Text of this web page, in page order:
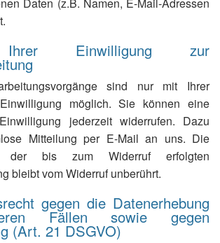
Ihrer Einwilligung zur
sind nur mit Ihrer
möglich. Sie können eine
jederzeit widerrufen. Dazu
Mitteilung per E-Mail an uns. Die
der bis zum Widerruf erfolgten
bleibt vom Widerruf unberührt.
gegen die Datenerhebung
Fällen sowie gegen
(Art. 21 DSGVO)